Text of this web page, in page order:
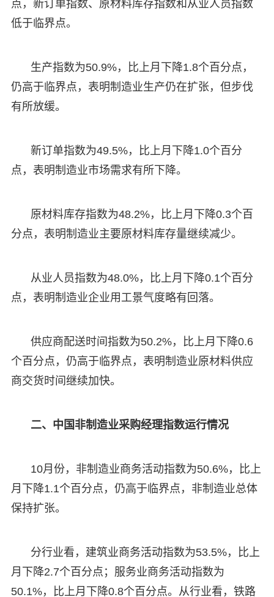
点，新订单指数、原材料库存指数和从业人员指数
低于临界点。
生产指数为50.9%，比上月下降1.8个百分点，
仍高于临界点，表明制造业生产仍在扩张，但步伐
有所放缓。
新订单指数为49.5%，比上月下降1.0个百分
点，表明制造业市场需求有所下降。
原材料库存指数为48.2%，比上月下降0.3个百
分点，表明制造业主要原材料库存量继续减少。
从业人员指数为48.0%，比上月下降0.1个百分
点，表明制造业企业用工景气度略有回落。
供应商配送时间指数为50.2%，比上月下降0.6
个百分点，仍高于临界点，表明制造业原材料供应
商交货时间继续加快。
二、中国非制造业采购经理指数运行情况
10月份，非制造业商务活动指数为50.6%，比上
月下降1.1个百分点，仍高于临界点，非制造业总体
保持扩张。
分行业看，建筑业商务活动指数为53.5%，比上
月下降2.7个百分点；服务业商务活动指数为
50.1%，比上月下降0.8个百分点。从行业看，铁路